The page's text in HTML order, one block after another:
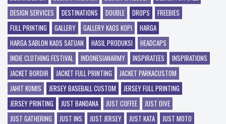
DESIGN SERVICES
DESTINATIONS DOUBLE DROPS
FREEBIES
FULL PRINTING
GALLERY GALLERY KAOS KOPI
HARGA
HARGA SABLON KAOS SATUAN
HASIL PRODUKSI
HEADCAPS
INDIE CLOTHING FESTIVAL
INDONESIANARMY INSPIRATEES
INSPIRATIONS
JACKET BORDIR
JACKET FULL PRINTING
JACKET PARKACUSTOM
JAHIT KUMIS
JERSEY BASEBALL CUSTOM
JERSEY FULL PRINTING
JERSEY PRINTING
JUST BANDANA JUST COFFEE
JUST DIVE
JUST GATHERING
JUST INS JUST JERSEY JUST KATA
JUST MOTO